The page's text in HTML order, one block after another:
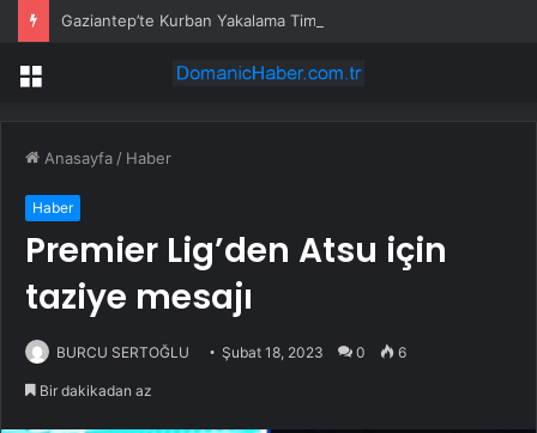
Gaziantep’te Kurban Yakalama Timi Kuruldu
Menü
Anasayfa / Haber
Haber
Premier Lig’den Atsu için
taziye mesajı
BURCU SERTOĞLU Şubat 18, 2023 0 6
Bir dakikadan az